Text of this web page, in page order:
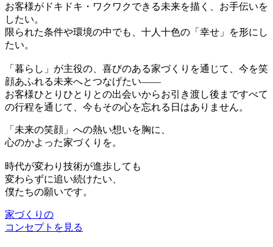
お客様がドキドキ・ワクワクできる未来を描く、お手伝いを
したい。
限られた条件や環境の中でも、十人十色の「幸せ」を形にし
たい。
「暮らし」が主役の、喜びのある家づくりを通じて、今を笑
顔あふれる未来へとつなげたい――
お客様ひとりひとりとの出会いからお引き渡し後まですべて
の行程を通じて、今もその心を忘れる日はありません。
「未来の笑顔」への熱い想いを胸に、
心のかよった家づくりを。
時代が変わり技術が進歩しても
変わらずに追い続けたい、
僕たちの願いです。
家づくりの
コンセプトを見る